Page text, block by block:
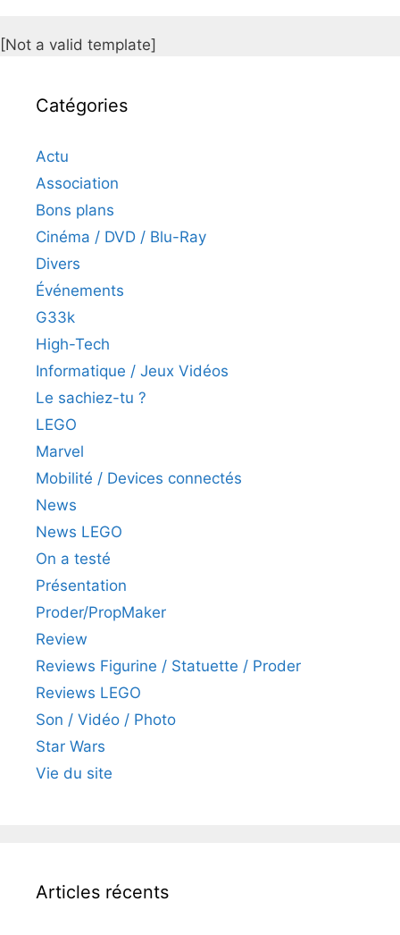
[Not a valid template]
Catégories
Actu
Association
Bons plans
Cinéma / DVD / Blu-Ray
Divers
Événements
G33k
High-Tech
Informatique / Jeux Vidéos
Le sachiez-tu ?
LEGO
Marvel
Mobilité / Devices connectés
News
News LEGO
On a testé
Présentation
Proder/PropMaker
Review
Reviews Figurine / Statuette / Proder
Reviews LEGO
Son / Vidéo / Photo
Star Wars
Vie du site
Articles récents